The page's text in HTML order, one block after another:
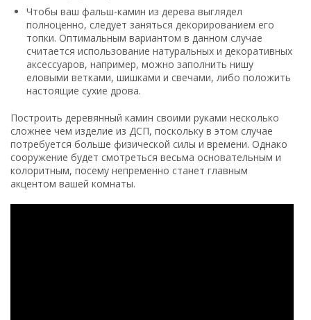
Чтобы ваш фальш-камин из дерева выглядел
полноценно, следует заняться декорированием его
топки. Оптимальным вариантом в данном случае
считается использование натуральных и декоративных
аксессуаров, например, можно заполнить нишу
еловыми ветками, шишками и свечами, либо положить
настоящие сухие дрова.
Построить деревянный камин своими руками несколько
сложнее чем изделие из ДСП, поскольку в этом случае
потребуется больше физической силы и времени. Однако
сооружение будет смотреться весьма основательным и
колоритным, посему непременно станет главным
акцентом вашей комнаты.